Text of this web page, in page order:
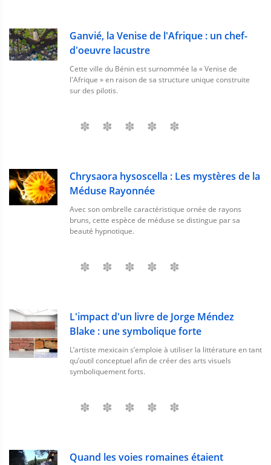
Ganvié, la Venise de l'Afrique : un chef-
d'oeuvre lacustre
Cette ville du Bénin est surnommée la « Venise de
l'Afrique » en raison de sa structure unique construite
sur des pilotis.
Chrysaora hysoscella : Les mystères de la
Méduse Rayonnée
Avec son ombrelle caractéristique ornée de rayons
bruns, cette espèce de méduse se distingue par sa
beauté hypnotique.
L'impact d'un livre de Jorge Méndez
Blake : une symbolique forte
L’artiste mexicain s’emploie à utiliser la littérature en tant
qu’outil conceptuel afin de créer des arts visuels
symboliquement forts.
Quand les voies romaines étaient